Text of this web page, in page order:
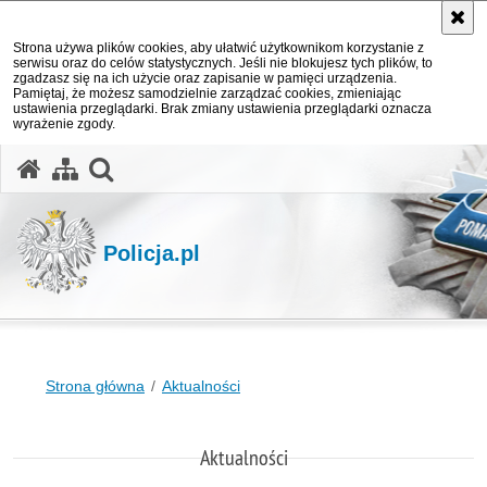
Strona używa plików cookies, aby ułatwić użytkownikom korzystanie z
serwisu oraz do celów statystycznych. Jeśli nie blokujesz tych plików, to
zgadzasz się na ich użycie oraz zapisanie w pamięci urządzenia.
Pamiętaj, że możesz samodzielnie zarządzać cookies, zmieniając
ustawienia przeglądarki. Brak zmiany ustawienia przeglądarki oznacza
wyrażenie zgody.
Policja.pl
Strona główna Aktualności
Aktualności